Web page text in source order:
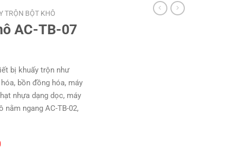
TRỘN BỘT KHÔ
AC-TB-07
bị khuấy trộn như
bồn đồng hóa, máy
nhựa dạng dọc, máy
ngang AC-TB-02,